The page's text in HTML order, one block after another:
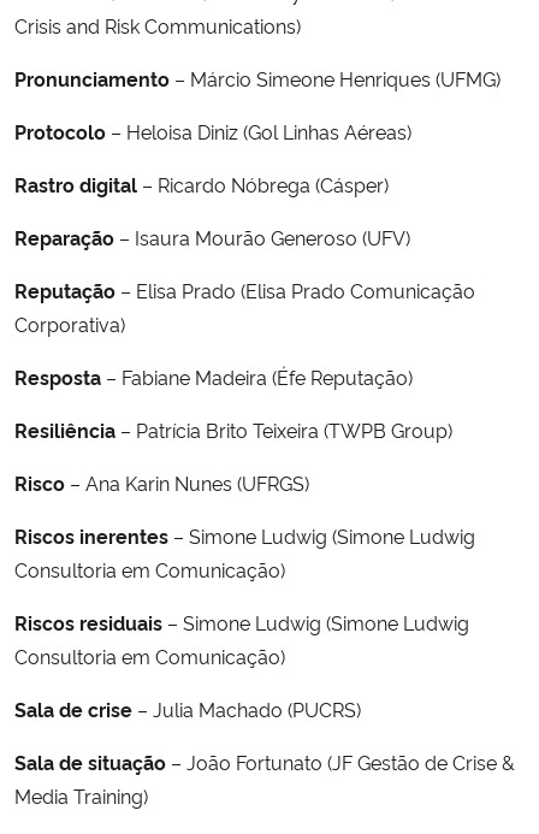
Crisis and Risk Communications)
Pronunciamento – Márcio Simeone Henriques (UFMG)
Protocolo – Heloisa Diniz (Gol Linhas Aéreas)
Rastro digital – Ricardo Nóbrega (Cásper)
Reparação – Isaura Mourão Generoso (UFV)
Reputação – Elisa Prado (Elisa Prado Comunicação
Corporativa)
Resposta – Fabiane Madeira (Éfe Reputação)
Resiliência – Patrícia Brito Teixeira (TWPB Group)
Risco – Ana Karin Nunes (UFRGS)
Riscos inerentes – Simone Ludwig (Simone Ludwig
Consultoria em Comunicação)
Riscos residuais – Simone Ludwig (Simone Ludwig
Consultoria em Comunicação)
Sala de crise – Julia Machado (PUCRS)
Sala de situação – João Fortunato (JF Gestão de Crise &
Media Training)